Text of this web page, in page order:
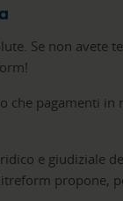
Se non avete
che pagamenti
e giudiziale
propone,